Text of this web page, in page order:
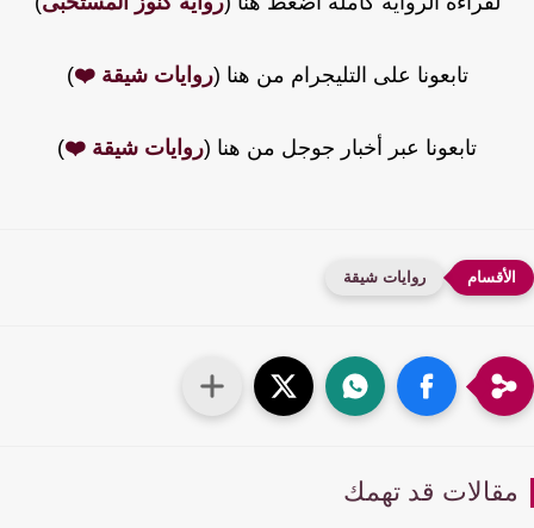
تابعونا على التليجرام من هنا (روايات شيقة ❤️)
تابعونا عبر أخبار جوجل من هنا (روايات شيقة ❤️ )
روايات شيقة
قد تهمك